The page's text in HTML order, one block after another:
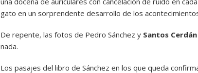
gato en un sorprendente desarrollo de los
De repente, las fotos de Pedro Sánchez y Santos Cerdán
nada.
Los pasajes del libro de Sánchez en los que queda